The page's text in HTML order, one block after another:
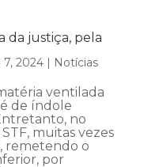
da justiça, pela
7, 2024| Notícias
ventilada
de índole
no
muitas vezes
remetendo o
por